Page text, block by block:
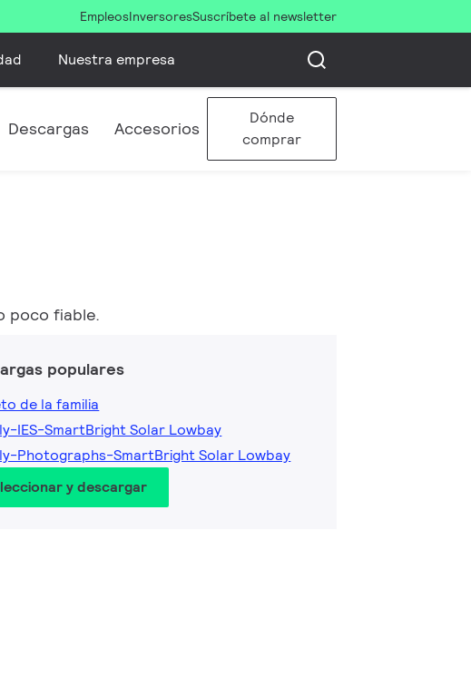
EmpleosInversoresSuscríbete al newsletter
Nuestra empresa
Descargas Accesorios
Dónde
comprar
poco fiable.
populares
de la familia
IES-SmartBright Solar Lowbay
Photographs-SmartBright Solar Lowbay
y descargar